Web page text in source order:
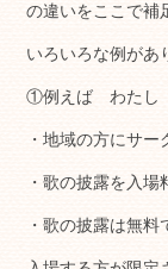
の違いをここで補
いろいろな例があ
①例えば わたし
・地域の方にサ
・歌の披露を入
・歌の披露は無料